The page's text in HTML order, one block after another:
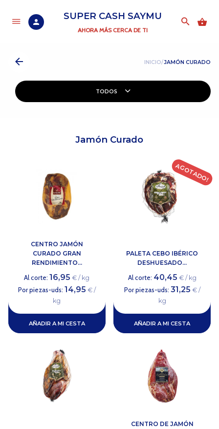
SUPER CASH SAYMU
AHORA MÁS CERCA DE TI
INICIO/JAMÓN CURADO
TODOS
Jamón Curado
CENTRO JAMÓN
CURADO GRAN
RENDIMIENTO...
Al corte:16,95 € / kg
Por piezas-uds: 14,95 € /
kg
AÑADIR A MI CESTA
PALETA CEBO IBÉRICO
DESHUESADO...
Al corte: 40,45 € / kg
Por piezas-uds: 31,25 € /
kg
AÑADIR A MI CESTA
AGOTADO!
CENTRO DE JAMÓN